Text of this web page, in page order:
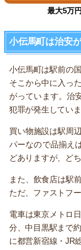
最大5万
小伝馬町は治安
小伝馬町は駅前の
そこから中に入っ
がっています。治
犯罪が発生していま
買い物施設は駅周
パーなので品揃え
どありますが、ど
また、飲食店は駅
ただ、ファストフ
電車は東京メトロ
分、中目黒駅まで
に都営新宿線・JR